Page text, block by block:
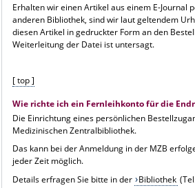
Erhalten wir einen Artikel aus einem E-Journal
anderen Bibliothek, sind wir laut geltendem
diesen Artikel in gedruckter Form an den
Weiterleitung der Datei ist untersagt.
[ top ]
Wie richte ich ein Fernleihkonto für die
Die Einrichtung eines persönlichen
Medizinischen Zentralbibliothek.
Das kann bei der Anmeldung in der MZB
jeder Zeit möglich.
Details erfragen Sie bitte in der Bibliothek